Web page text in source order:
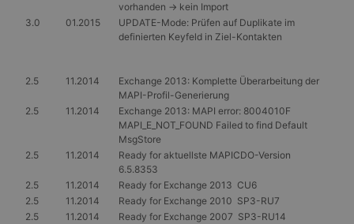
vorhanden -> kein Import
3.0
01.2015
UPDATE-Mode: Prüfen auf Duplikate im
definierten Keyfeld in Ziel-Kontakten
2.5 11.2014
Exchange 2013: Komplette Überarbeitung der
MAPI-Profil-Generierung
2.5
11.2014
Exchange 2013: MAPI error: 8004010F
MAPI_E_NOT_FOUND Failed to find Default
MsgStore
2.5
11.2014
Ready for aktuellste MAPICDO-Version
6.5.8353
2.5
11.2014
Ready for Exchange 2013 CU6
2.5
11.2014
Ready for Exchange 2010 SP3-RU7
2.5
11.2014 Ready for Exchange 2007 SP3-RU14